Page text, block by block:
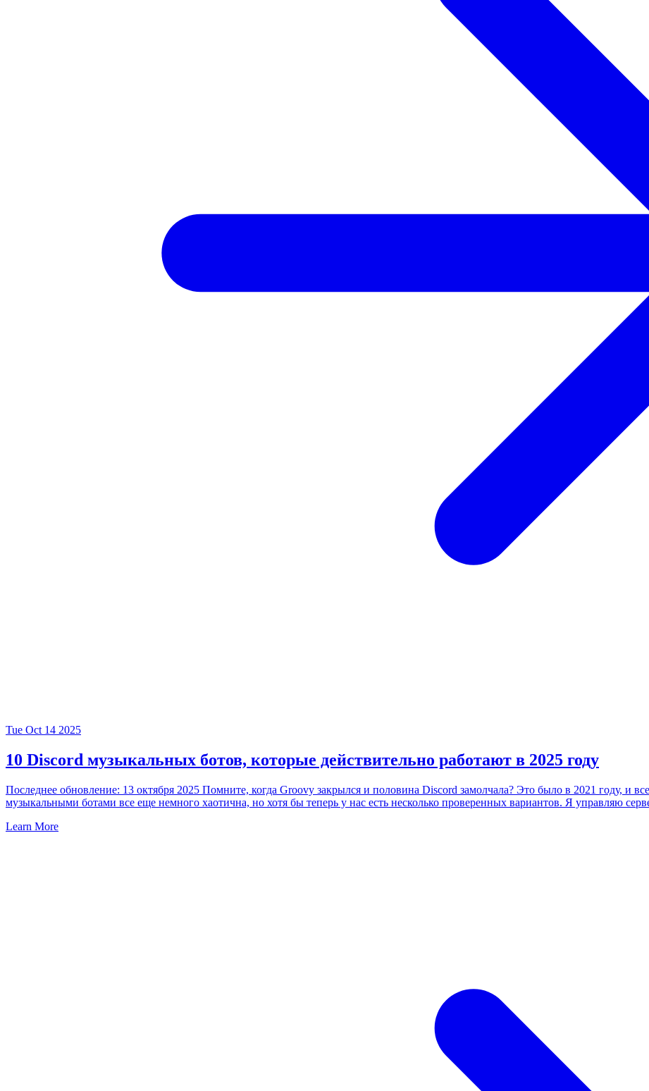
Tue Oct 14 2025
10 Discord музыкальных ботов, которые действительно работают в 2025 году
Последнее обновление: 13 октября 2025 Помните, когда Groovy закрылся и половина Discord замолчала? Это было в 2021 году, и
музыкальными ботами все еще немного хаотична, но хотя бы теперь у нас есть несколько проверенных вариантов. Я управляю
Learn More